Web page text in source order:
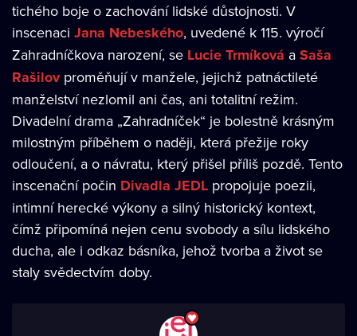
tichého boje o zachování lidské důstojnosti. V
inscenaci Jana Nebeského, uvedené k 115. výročí
Zahradníčkova narození, se Lucie Trmíková a Saša
Rašilovproměňují v manžele, jejichž patnáctileté
manželství nezlomil ani čas, ani totalitní režim.
Divadelní drama „Zahradníček“ je bolestně krásným
milostným příběhem o naději, která přežije roky
odloučení, a o návratu, který přišel příliš pozdě. Tento
inscenační počin Divadla JEDL propojuje poezii,
intimní herecké výkony a silný historický kontext,
čímž připomíná nejen cenu svobody a sílu lidského
ducha, ale i odkaz básníka, jehož tvorba a život se
staly svědectvím doby.